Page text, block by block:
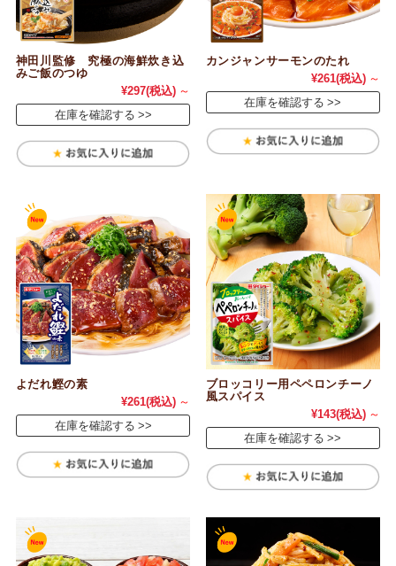
神田川監修 究極の海鮮炊き込
みご飯のつゆ
¥297(税込) ～
在庫を確認する
カンジャンサーモンのたれ
¥261(税込) ～
在庫を確認する
よだれ鰹の素
¥261(税込) ～
在庫を確認する
ブロッコリー用ペペロンチーノ
風スパイス
¥143(税込) ～
在庫を確認する